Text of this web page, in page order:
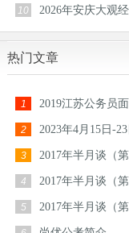
公开招
10
2026年安庆大观
公开招
热门文章
1 2019江苏公务员
2
2023年4月15日-
汇总
3 2017年半月谈（
4 2017年半月谈（
5 2017年半月谈（